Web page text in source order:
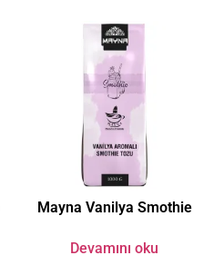
Mayna Vanilya Smothie
Devamını oku